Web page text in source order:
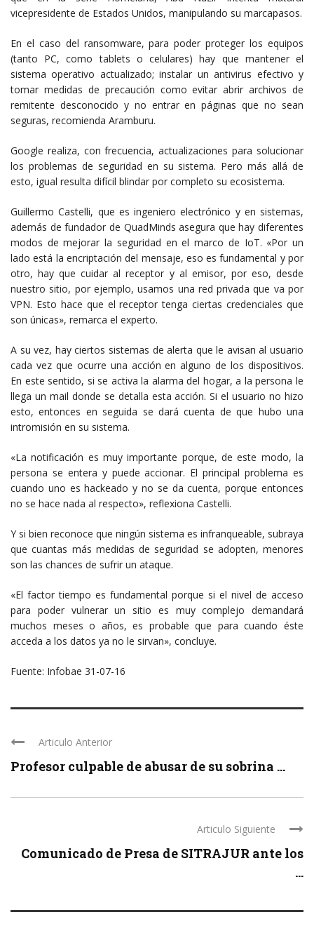
vicepresidente de Estados Unidos, manipulando su marcapasos.
En el caso del ransomware, para poder proteger los equipos
(tanto PC, como tablets o celulares) hay que mantener el
sistema operativo actualizado; instalar un antivirus efectivo y
tomar medidas de precaución como evitar abrir archivos de
remitente desconocido y no entrar en páginas que no sean
seguras, recomienda Aramburu.
Google realiza, con frecuencia, actualizaciones para solucionar
los problemas de seguridad en su sistema. Pero más allá de
esto, igual resulta difícil blindar por completo su ecosistema.
Guillermo Castelli, que es ingeniero electrónico y en sistemas,
además de fundador de QuadMinds asegura que hay diferentes
modos de mejorar la seguridad en el marco de IoT. «Por un
lado está la encriptación del mensaje, eso es fundamental y por
otro, hay que cuidar al receptor y al emisor, por eso, desde
nuestro sitio, por ejemplo, usamos una red privada que va por
VPN. Esto hace que el receptor tenga ciertas credenciales que
son únicas», remarca el experto.
A su vez, hay ciertos sistemas de alerta que le avisan al usuario
cada vez que ocurre una acción en alguno de los dispositivos.
En este sentido, si se activa la alarma del hogar, a la persona le
llega un mail donde se detalla esta acción. Si el usuario no hizo
esto, entonces en seguida se dará cuenta de que hubo una
intromisión en su sistema.
«La notificación es muy importante porque, de este modo, la
persona se entera y puede accionar. El principal problema es
cuando uno es hackeado y no se da cuenta, porque entonces
no se hace nada al respecto», reflexiona Castelli.
Y si bien reconoce que ningún sistema es infranqueable, subraya
que cuantas más medidas de seguridad se adopten, menores
son las chances de sufrir un ataque.
«El factor tiempo es fundamental porque si el nivel de acceso
para poder vulnerar un sitio es muy complejo demandará
muchos meses o años, es probable que para cuando éste
acceda a los datos ya no le sirvan», concluye.
Fuente: Infobae 31-07-16
Articulo Anterior
Profesor culpable de abusar de su sobrina ...
Articulo Siguiente
Comunicado de Presa de SITRAJUR ante los
...